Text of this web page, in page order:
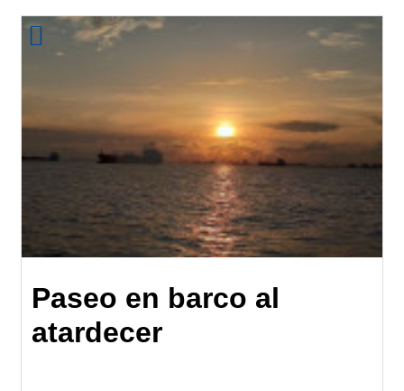
Paseo en barco al
atardecer